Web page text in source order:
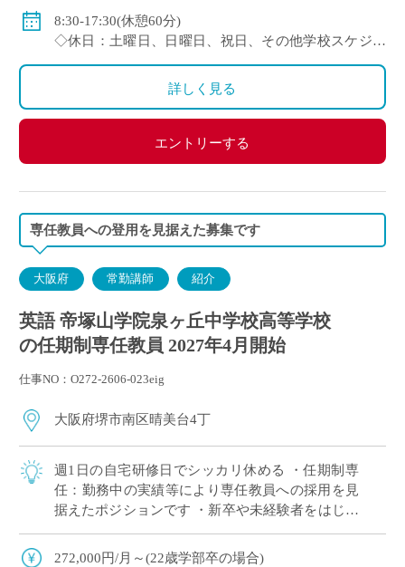
・450万円／経験3年：30歳（⽉給24万1300円＋賞与＋
他⼿当）
・500万円／経験6年：33歳（⽉給24万7900円＋賞与＋
◇賞与：有
◇保険：私学共済、雇用保険、労災保険
8:30-17:30(休憩60分)
◇休日：土曜日、日曜日、祝日、その他学校スケジュ
・年間休日120日のシフト制
詳しく見る
エントリーする
専任教員への登用を見据えた募集です
大阪府 常勤講師 紹介
英語 帝塚山学院泉ヶ丘中学校高等学校
の任期制専任教員 2027年4月開始
仕事NO：O272-2606-023eig
大阪府堺市南区晴美台4丁
週1日の自宅研修日でシッカリ休める ・任期制専
任：勤務中の実績等により専任教員への採用を見
据えたポジションです ・新卒や未経験者をはじめ
教科指導に注力できる共学の進学校です
272,000円/月～(22歳学部卒の場合)